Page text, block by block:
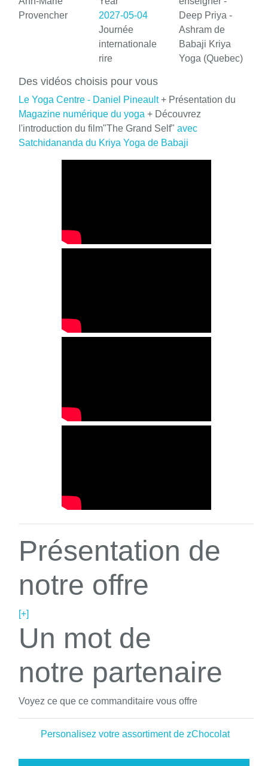
Provencher
2027-05-04
Journée
internationale
rire
Deep Priya -
Ashram de
Babaji Kriya
Yoga (Quebec)
Des vidéos choisis pour vous
Le Yoga Centre - Daniel Pineault+ Présentation du
Magazine numérique du yoga + Découvrez
l'introduction du film"The Grand Self" avec
Satchidananda du Kriya Yoga de Babaji
Présentation de
notre offre
[+]
Un mot de
notre partenaire
Voyez ce que ce commanditaire vous offre
Personalisez votre assortiment de zChocolat